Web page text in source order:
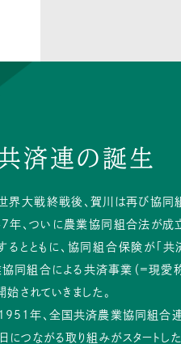
済連の誕生
界大戦終戦後、賀川は再び協同
年、ついに農業協同組合法が成
るとともに、協同組合保険が「共
協同組合による共済事業（=現愛
されていきました。
1951年、全国共済農業協同組合
につながる取り組みがスタートし